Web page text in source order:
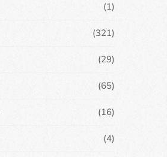
(1)
(321)
(29)
(65)
(16)
(4)